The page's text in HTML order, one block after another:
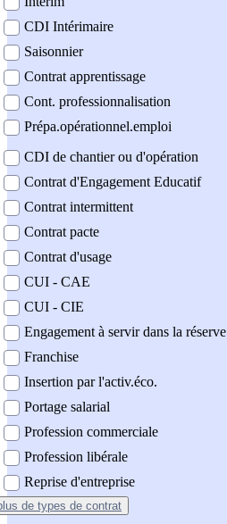
CDI Intérimaire
Saisonnier
Contrat apprentissage
Cont. professionnalisation
Prépa.opérationnel.emploi
CDI de chantier ou d'opération
Contrat d'Engagement Educatif
Contrat intermittent
Contrat pacte
Contrat d'usage
CUI - CAE
CUI - CIE
Engagement à servir dans la réserve
Franchise
Insertion par l'activ.éco.
Portage salarial
Profession commerciale
Profession libérale
Reprise d'entreprise
de types de contrat